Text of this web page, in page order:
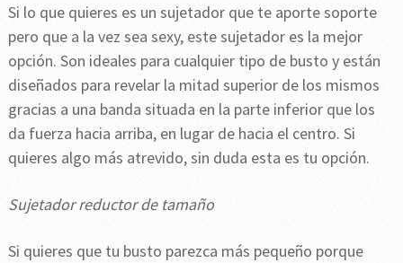
Si lo que quieres es un sujetador que te aporte soporte
pero que a la vez sea sexy, este sujetador es la mejor
opción. Son ideales para cualquier tipo de busto y están
diseñados para revelar la mitad superior de los mismos
gracias a una banda situada en la parte inferior que los
da fuerza hacia arriba, en lugar de hacia el centro. Si
quieres algo más atrevido, sin duda esta es tu opción.
Sujetador reductor de tamaño
Si quieres que tu busto parezca más pequeño porque